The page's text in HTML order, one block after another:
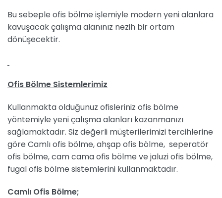
Bu sebeple ofis bölme işlemiyle modern yeni alanlara
kavuşacak çalışma alanınız nezih bir ortam
dönüşecektir.
Ofis Bölme Sistemlerimiz
Kullanmakta olduğunuz ofisleriniz ofis bölme
yöntemiyle yeni çalışma alanları kazanmanızı
sağlamaktadır. Siz değerli müşterilerimizi tercihlerine
göre Camlı ofis bölme, ahşap ofis bölme, seperatör
ofis bölme, cam cama ofis bölme ve jaluzi ofis bölme,
fugal ofis bölme sistemlerini kullanmaktadır.
Camlı Ofis Bölme;